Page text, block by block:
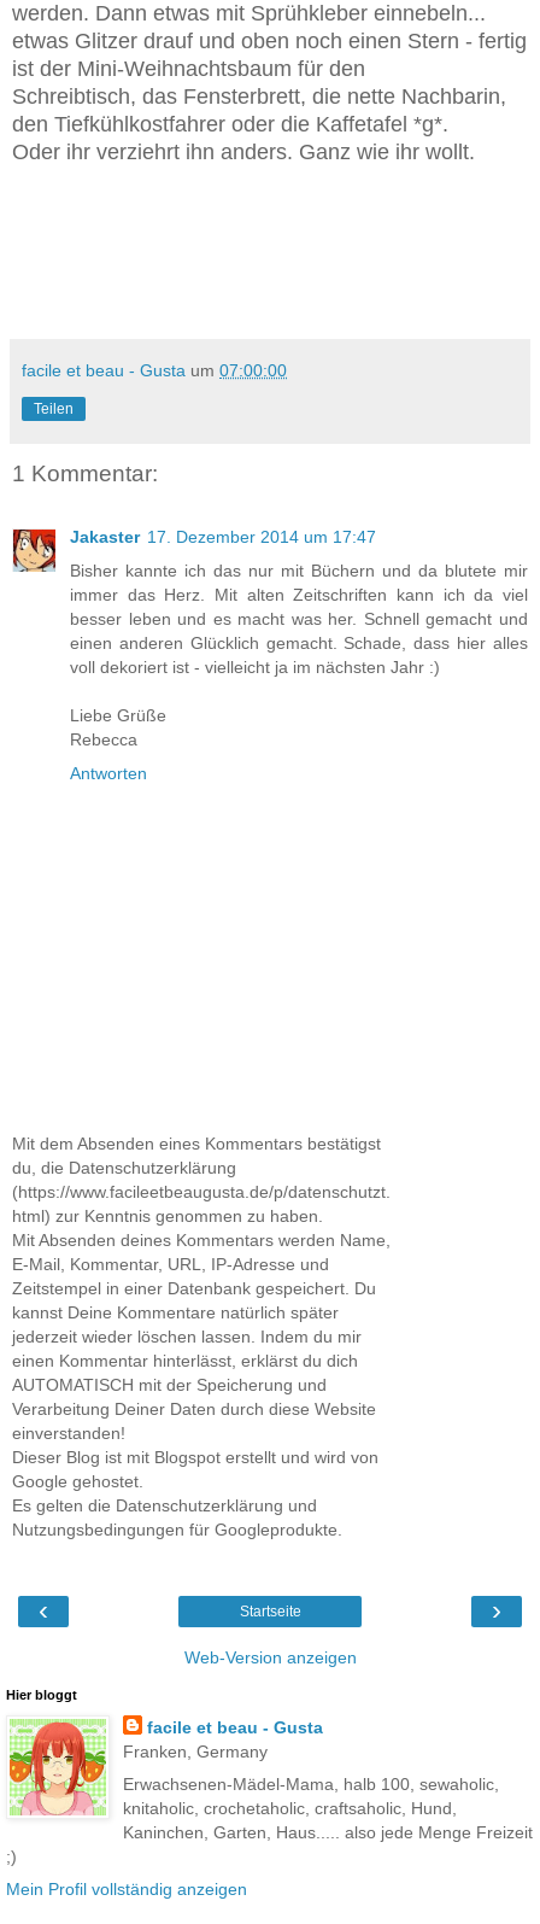
werden. Dann etwas mit Sprühkleber einnebeln...
etwas Glitzer drauf und oben noch einen Stern - fertig
ist der Mini-Weihnachtsbaum für den
Schreibtisch, das Fensterbrett, die nette Nachbarin,
den Tiefkühlkostfahrer oder die Kaffetafel *g*.
Oder ihr verziehrt ihn anders. Ganz wie ihr wollt.
facile et beau - Gusta um 07:00:00
Teilen
1 Kommentar:
Jakaster 17. Dezember 2014 um 17:47
Bisher kannte ich das nur mit Büchern und da blutete mir
immer das Herz. Mit alten Zeitschriften kann ich da viel
besser leben und es macht was her. Schnell gemacht und
einen anderen Glücklich gemacht. Schade, dass hier alles
voll dekoriert ist - vielleicht ja im nächsten Jahr :)
Liebe Grüße
Rebecca
Antworten
Mit dem Absenden eines Kommentars bestätigst
du, die Datenschutzerklärung
(https://www.facileetbeaugusta.de/p/datenschutzt.
html) zur Kenntnis genommen zu haben.
Mit Absenden deines Kommentars werden Name,
E-Mail, Kommentar, URL, IP-Adresse und
Zeitstempel in einer Datenbank gespeichert. Du
kannst Deine Kommentare natürlich später
jederzeit wieder löschen lassen. Indem du mir
einen Kommentar hinterlässt, erklärst du dich
AUTOMATISCH mit der Speicherung und
Verarbeitung Deiner Daten durch diese Website
einverstanden!
Dieser Blog ist mit Blogspot erstellt und wird von
Google gehostet.
Es gelten die Datenschutzerklärung und
Nutzungsbedingungen für Googleprodukte.
‹ ›
Startseite
Web-Version anzeigen
Hier bloggt
facile et beau - Gusta
Franken, Germany
Erwachsenen-Mädel-Mama, halb 100, sewaholic,
knitaholic, crochetaholic, craftsaholic, Hund,
Kaninchen, Garten, Haus..... also jede Menge Freizeit
;)
Mein Profil vollständig anzeigen